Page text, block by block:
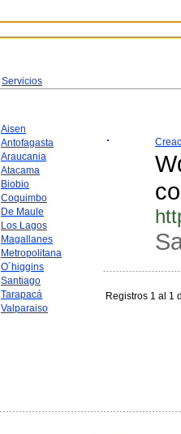
Servicios
Aisen
Antofagasta
Araucania
Atacama
Biobio
Coquimbo
De Maule
Los Lagos
Magallanes
Metropolitana
O´higgins
Santiago
Tarapacá
Valparaiso
Registros 1 al 1